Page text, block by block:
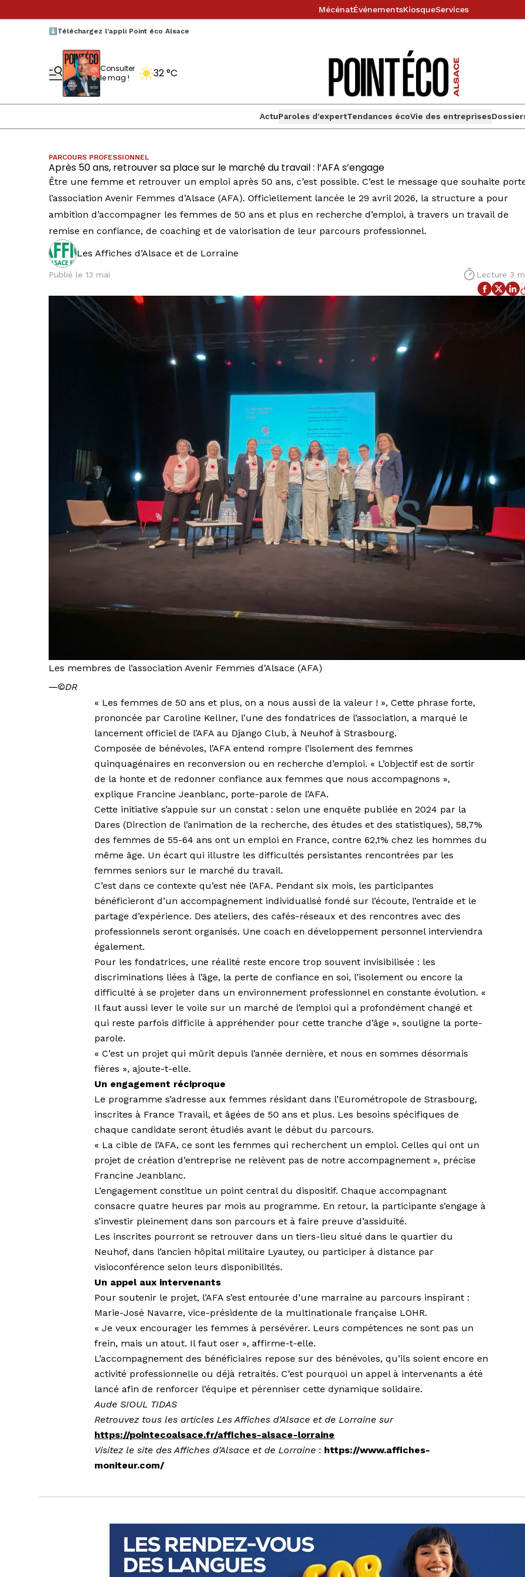
MécénatÉvénementsKiosqueServices
⬇️Téléchargez l'appli Point éco Alsace
Consulter
le mag !
32 °C
ActuParoles d'expertTendances écoVie des entreprises
PARCOURS PROFESSIONNEL
Après 50 ans, retrouver sa place sur le marché du travail : l’AFA s’engage
Être une femme et retrouver un emploi après 50 ans, c’est possible. C’est le message que souhaite
l’association Avenir Femmes d’Alsace (AFA). Officiellement lancée le 29 avril 2026, la structure a pour
ambition d’accompagner les femmes de 50 ans et plus en recherche d’emploi, à travers un travail de
remise en confiance, de coaching et de valorisation de leur parcours professionnel.
Les Affiches d’Alsace et de Lorraine
Publié le 13 mai Lecture 3
Les membres de l’association Avenir Femmes d’Alsace (AFA)
―©DR
« Les femmes de 50 ans et plus, on a nous aussi de la valeur ! », Cette phrase forte,
prononcée par Caroline Kellner, l’une des fondatrices de l’association, a marqué le
lancement officiel de l’AFA au Django Club, à Neuhof à Strasbourg.
Composée de bénévoles, l’AFA entend rompre l’isolement des femmes
quinquagénaires en reconversion ou en recherche d’emploi. « L’objectif est de sortir
de la honte et de redonner confiance aux femmes que nous accompagnons »,
explique Francine Jeanblanc, porte-parole de l’AFA.
Cette initiative s’appuie sur un constat : selon une enquête publiée en 2024 par la
Dares (Direction de l’animation de la recherche, des études et des statistiques), 58,7%
des femmes de 55-64 ans ont un emploi en France, contre 62,1% chez les hommes du
même âge. Un écart qui illustre les difficultés persistantes rencontrées par les
femmes seniors sur le marché du travail.
C’est dans ce contexte qu’est née l’AFA. Pendant six mois, les par­ticipantes
bénéficieront d’un accompagnement individualisé fondé sur l’écoute, l’entraide et le
partage d’expérience. Des ateliers, des cafés-réseaux et des rencontres avec des
professionnels seront organi­sés. Une coach en développement personnel interviendra
également.
Pour les fondatrices, une réalité reste encore trop souvent invisibilisée : les
discriminations liées à l’âge, la perte de confiance en soi, l’isolement ou encore la
difficulté à se projeter dans un environnement profession­nel en constante évolution. «
Il faut aussi lever le voile sur un marché de l’emploi qui a profondément changé et
qui reste parfois difficile à appréhender pour cette tranche d’âge », souligne la porte-
parole.
« C’est un projet qui mûrit depuis l’année dernière, et nous en sommes désormais
fières », ajoute-t-elle.
Un engagement réciproque
Le programme s’adresse aux femmes résidant dans l’Eurométropole de Strasbourg,
inscrites à France Travail, et âgées de 50 ans et plus. Les besoins spécifiques de
chaque candidate seront étudiés avant le début du parcours.
« La cible de l’AFA, ce sont les femmes qui recherchent un emploi. Celles qui ont un
projet de création d’entreprise ne relèvent pas de notre accompagnement », précise
Francine Jeanblanc.
L’engagement constitue un point central du dispositif. Chaque accom­pagnant
consacre quatre heures par mois au programme. En retour, la participante s’engage à
s’investir pleinement dans son parcours et à faire preuve d’assiduité.
Les inscrites pourront se retrouver dans un tiers-lieu situé dans le quartier du
Neuhof, dans l’ancien hôpital militaire Lyautey, ou participer à distance par
visioconférence selon leurs disponibilités.
Un appel aux intervenants
Pour soutenir le projet, l’AFA s’est entourée d’une marraine au parcours inspirant :
Marie-José Navarre, vice-présidente de la multinationale française LOHR.
« Je veux encourager les femmes à persévérer. Leurs compétences ne sont pas un
frein, mais un atout. Il faut oser », affirme-t-elle.
L’accompagnement des bénéficiaires repose sur des bénévoles, qu’ils soient encore en
activité professionnelle ou déjà retraités. C’est pour­quoi un appel à intervenants a été
lancé afin de renforcer l’équipe et pérenniser cette dynamique solidaire.
Aude SIOUL TIDAS
Retrouvez tous les articles Les Affiches d'Alsace et de Lorraine sur
https://pointecoalsace.fr/affiches-alsace-lorraine
Visitez le site des Affiches d’Alsace et de Lorraine : https://www.affiches-
moniteur.com/